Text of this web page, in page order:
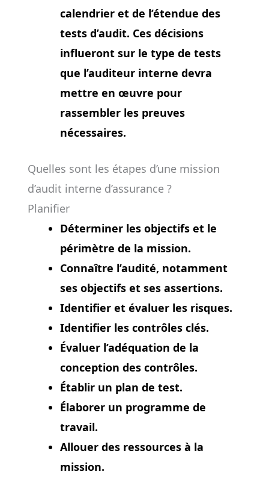
calendrier et de l’étendue des
tests d’audit. Ces décisions
influeront sur le type de tests
que l’auditeur interne devra
mettre en œuvre pour
rassembler les preuves
nécessaires.
Quelles sont les étapes d’une mission
d’audit interne d’assurance ?
Planifier
Déterminer les objectifs et le
périmètre de la mission.
Connaître l’audité, notamment
ses objectifs et ses assertions.
Identifier et évaluer les risques.
Identifier les contrôles clés.
Évaluer l’adéquation de la
conception des contrôles.
Établir un plan de test.
Élaborer un programme de
travail.
Allouer des ressources à la
mission.